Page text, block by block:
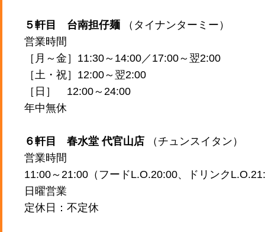
５軒目 台南担仔麺（タイナンターミー）
営業時間
［月～金］11:30～14:00／17:00～翌2:00
［土・祝］12:00～翌2:00
［日］ 12:00～24:00
年中無休
６軒目 春水堂 代官山店（チュンスイタン）
営業時間
11:00～21:00（フードL.O.20:00、ドリンク
日曜営業
定休日：不定休